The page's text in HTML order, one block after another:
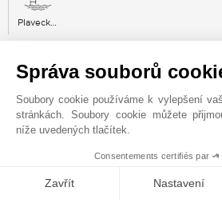
V1329PM ZOBRAZIT NEMOVITOST
88 m² 1 Pokoje 11 m²
Plavecký bazén
Správa souborů
Soubory cookie používáme k vylepšení
stránkách. Soubory cookie můžete
níže uvedených tlačítek.
Consentements certifiés par
Zavřít Nastavení